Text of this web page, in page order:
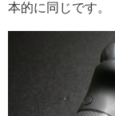
本的に同じです。